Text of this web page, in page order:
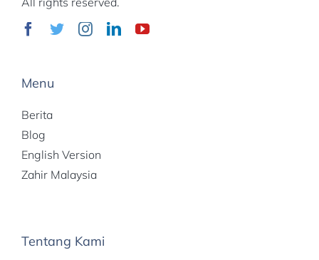
Menu
Berita
Blog
English Version
Zahir Malaysia
Tentang Kami